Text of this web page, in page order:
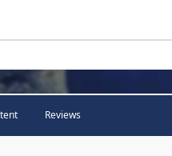
Reviews